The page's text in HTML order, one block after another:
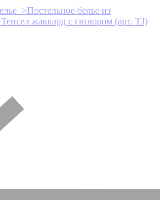
>Постельное белье из
Тенсел жаккард с гипюром (арт. TJ)